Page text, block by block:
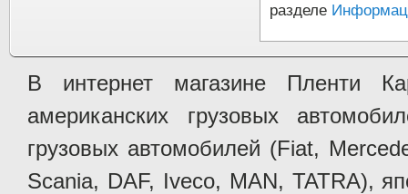
разделе
В интернет магазине Пленти
американских грузовых
грузовых автомобилей (Fiat,
Scania, DAF, Iveco, MAN, TATRA),